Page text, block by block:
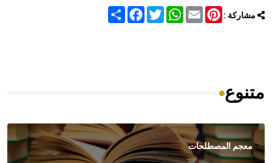
مشاركة : Share
FacebookTwitter
WhatsAppEmail
Pinterest
متنوع
معجم المصطلحات